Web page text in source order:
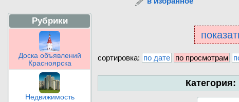
Рубрики
Доска объявлений
Красноярска
Недвижимость
сортировка: по дате по просмотрам
Категория: